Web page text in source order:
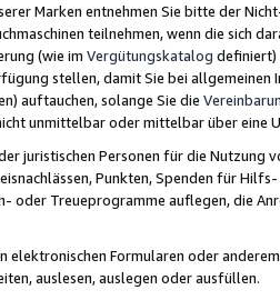
Marken entnehmen Sie bitte der
teilnehmen, wenn die sich
(wie im Vergütungskatalog definiert)
stellen, damit Sie bei
auftauchen, solange Sie die
unmittelbar oder mittelbar über eine
juristischen Personen für die Nutzung
Punkten, Spenden für
oder Treueprogramme auflegen, die
elektronischen Formularen oder
auslesen, auslegen oder ausfüllen.